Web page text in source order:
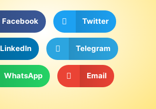
Facebook Twitter
LinkedIn Telegram
WhatsApp Email